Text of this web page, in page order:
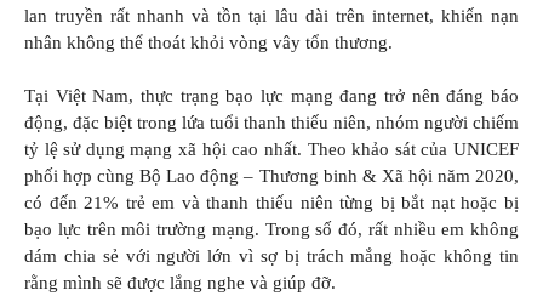
lan truyền rất nhanh và tồn tại lâu dài trên internet, khiến nạn
nhân không thể thoát khỏi vòng vây tổn thương.
Tại Việt Nam, thực trạng bạo lực mạng đang trở nên đáng báo
động, đặc biệt trong lứa tuổi thanh thiếu niên, nhóm người chiếm
tỷ lệ sử dụng mạng xã hội cao nhất. Theo khảo sát của UNICEF
phối hợp cùng Bộ Lao động – Thương binh & Xã hội năm 2020,
có đến 21% trẻ em và thanh thiếu niên từng bị bắt nạt hoặc bị
bạo lực trên môi trường mạng. Trong số đó, rất nhiều em không
dám chia sẻ với người lớn vì sợ bị trách mắng hoặc không tin
rằng mình sẽ được lắng nghe và giúp đỡ.